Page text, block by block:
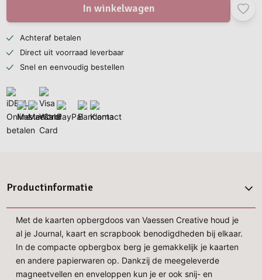
In winkelwagen
Achteraf betalen
Direct uit voorraad leverbaar
Snel en eenvoudig bestellen
Productinformatie
Met de kaarten opbergdoos van Vaessen Creative houd je
al je Journal, kaart en scrapbook benodigdheden bij elkaar.
In de compacte opbergbox berg je gemakkelijk je kaarten
en andere papierwaren op. Dankzij de meegeleverde
magneetvellen en enveloppen kun je er ook snij- en